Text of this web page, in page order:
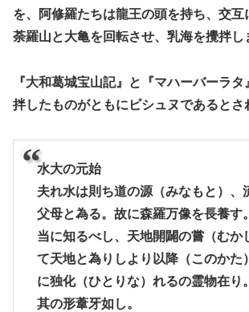
を、阿修羅たちは龍王の頭を持ち、交互
荼羅山と大亀を回転させ、乳海を攪拌し
『大和葛城宝山記』と『マハーバーラ
拌したものがともにビシュヌであるとさ
水大の元始
夫れ水は則ち道の源（みなもと）、
父母と為る。故に森羅万像を長養す。
当に知るべし、天地開闢の嘗（むか
て天地と為りしより以降（このかた
に独化（ひとりな）れるの霊物在り。
其の形葦牙如し。